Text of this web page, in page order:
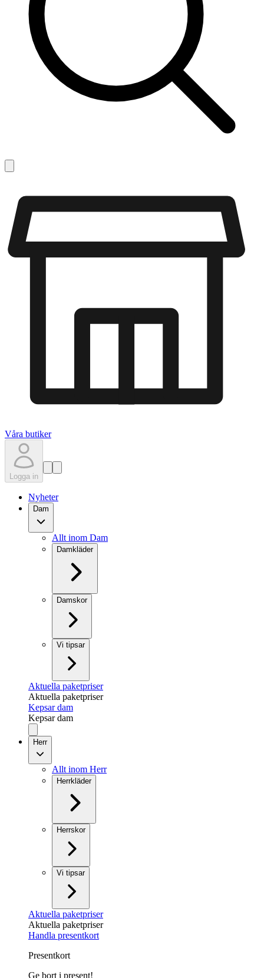
Våra butiker
Logga in
Nyheter
Dam
Allt inom Dam
Damkläder
Damskor
Vi tipsar
Aktuella paketpriser
Aktuella paketpriser
Kepsar dam
Kepsar dam
Herr
Allt inom Herr
Herrkläder
Herrskor
Vi tipsar
Aktuella paketpriser
Aktuella paketpriser
Handla presentkort
Presentkort
Ge bort i present!